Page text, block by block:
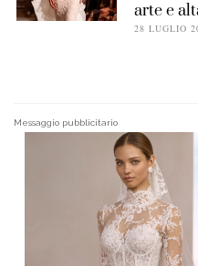
arte e
28 LUGLIO
Messaggio pubblicitario